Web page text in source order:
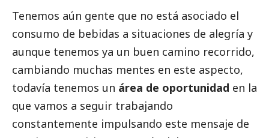
Tenemos aún gente que no está asociado el
consumo de bebidas a situaciones de alegría y
aunque tenemos ya un buen camino recorrido,
cambiando muchas mentes en este aspecto,
todavía tenemos un área de oportunidad en la
que vamos a seguir trabajando
constantemente impulsando este mensaje de